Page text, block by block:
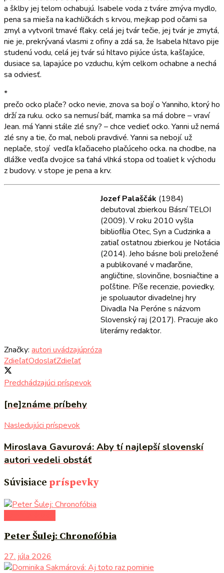
a šklby jej telom ochabujú. Isabele voda z tváre zmýva mydlo,
pena sa mieša na kachličkách s krvou, mejkap pod očami sa
zmyl a vytvoril tmavé fľaky. celá jej tvár tečie, jej tvár je zmytá,
nie je, prekrývaná vlasmi z ofiny a zdá sa, že Isabela hltavo pije
studenú vodu, celá jej tvár sú hltavo pijúce ústa, kašľajúce,
dusiace sa, lapajúce po vzduchu, kým celkom ochabne a nechá
sa odviesť.
*
prečo ocko plače? ocko nevie, znova sa bojí o Yanniho, ktorý ho
drží za ruku. ocko sa nemusí báť, mamka sa má dobre – vraví
Jean. má Yanni stále zlé sny? – chce vedieť ocko. Yanni už nemá
zlé sny a tie, čo mal, neboli pravdivé. Yanni sa nebojí. už
neplače, stojí vedľa kľačiaceho plačúceho ocka. na chodbe, na
dlážke vedľa dvojice sa ťahá vlhká stopa od toaliet k východu
z budovy. v stope je pena a krv.
Jozef Palaščák (1984)
debutoval zbierkou Básní TELOI
(2009). V roku 2010 vyšla
bibliofília Otec, Syn a Cudzinka a
zatiaľ ostatnou zbierkou je Notácia
(2014). Jeho básne boli preložené
a publikované v maďarčine,
angličtine, slovinčine, bosniačtine a
poľštine. Píše recenzie, poviedky,
je spoluautor divadelnej hry
Divadla Na Peróne s názvom
Slovenský raj (2017). Pracuje ako
literárny redaktor.
Značky: autori uvádzajúpróza
ZdieľaťOdoslaťZdieľať
Predchádzajúci príspevok
[ne]známe príbehy
Nasledujúci príspevok
Miroslava Gavurová: Aby tí najlepší slovenskí
autori vedeli obstáť
Súvisiace príspevky
Peter Šulej: Chronofóbia
27. júla 2026